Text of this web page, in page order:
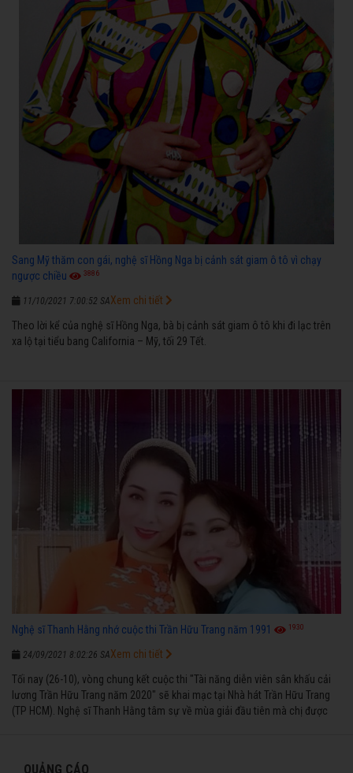
Sang Mỹ thăm con gái, nghệ sĩ Hồng Nga bị cảnh sát giam ô tô vì chạy
ngược chiều
3886
11/10/2021 7:00:52 SA
Theo lời kể của nghệ sĩ Hồng Nga, bà bị cảnh sát giam ô tô khi đi lạc trên
xa lộ tại tiểu bang California – Mỹ, tối 29 Tết.
Xem chi tiết
Nghệ sĩ Thanh Hằng nhớ cuộc thi Trần Hữu Trang năm 1991 1930
24/09/2021 8:02:26 SA
Tối nay (26-10), vòng chung kết cuộc thi "Tài năng diễn viên sân khấu cải
lương Trần Hữu Trang năm 2020" sẽ khai mạc tại Nhà hát Trần Hữu Trang
(TP HCM). Nghệ sĩ Thanh Hằng tâm sự về mùa giải đầu tiên mà chị được
Xem chi tiết
QUẢNG CÁO